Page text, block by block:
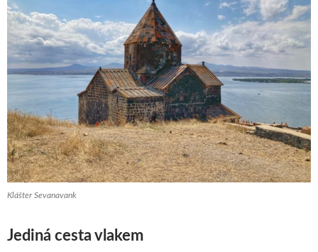
Klášter Sevanavank
Jediná cesta vlakem